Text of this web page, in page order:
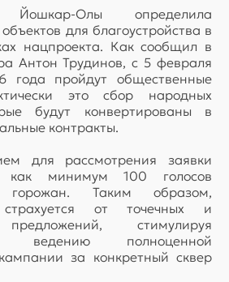
Йошкар-Олы определила
для благоустройства в
нацпроекта. Как сообщил в
Антон Трудинов, с 5 февраля
пройдут общественные
это сбор народных
будут конвертированы в
контракты.
для рассмотрения заявки
как минимум 100 голосов
Таким образом,
страхуется от точечных и
стимулируя
ведению полноценной
за конкретный сквер